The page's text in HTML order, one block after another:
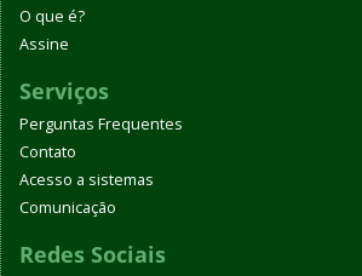
O que é?
Assine
Serviços
Perguntas Frequentes
Contato
Acesso a sistemas
Comunicação
Redes Sociais